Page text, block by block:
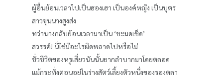
ผู้อื่นย้อนเวลาไปเป็นฮองเฮา เป็นองค์หญิง เป็นบุตร
สาวขุนนางสูงส่ง
ทว่านางกลับย้อนเวลามาเป็น ‘ชะมดเช็ด’
สวรรค์! นี่ใช่มีอะไรผิดพลาดไปหรือไม่
ชั่วชีวิตของหรูเสี่ยวนันนั้นยากลำบากมาโดยตลอด
แม้กระทั่งตอนอยู่ในร่างสัตว์เลี้ยงตัวหนึ่งของรองตุลา